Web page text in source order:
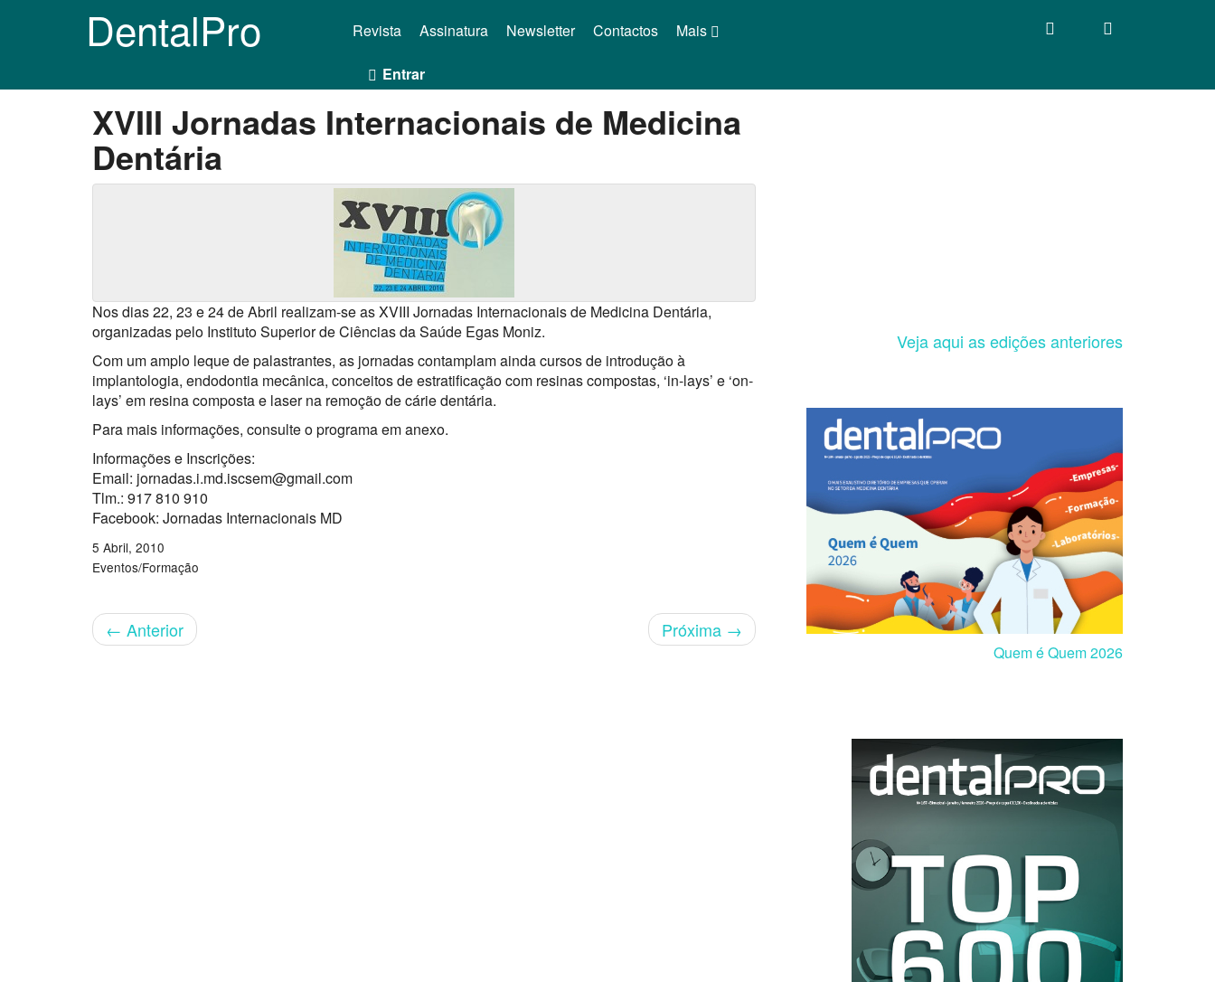
DentalPro Mais
Revista Assinatura Newsletter Contactos
Entrar
XVIII Jornadas Internacionais de Medicina
Dentária
Nos dias 22, 23 e 24 de Abril realizam-se as XVIII Jornadas Internacionais de Medicina Dentária,
organizadas pelo Instituto Superior de Ciências da Saúde Egas Moniz.
Com um amplo leque de palastrantes, as jornadas contamplam ainda cursos de introdução à
implantologia, endodontia mecânica, conceitos de estratificação com resinas compostas, ‘in-lays’ e ‘on-
lays’ em resina composta e laser na remoção de cárie dentária.
Para mais informações, consulte o programa em anexo.
Informações e Inscrições:
Email: jornadas.i.md.iscsem@gmail.com
Tlm.: 917 810 910
Facebook: Jornadas Internacionais MD
5 Abril, 2010
Eventos/Formação
← Anterior Próxima →
Veja aqui as edições anteriores
Quem é Quem 2026